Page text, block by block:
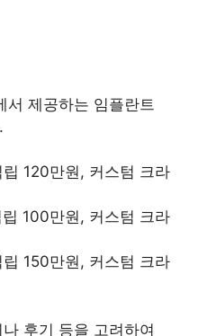
서 제공하는 임플란트
120만원, 커스텀 크라
100만원, 커스텀 크라
150만원, 커스텀 크라
후기 등을 고려하여